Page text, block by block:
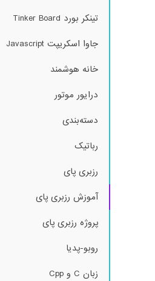
تینکر بورد Tinker Board
جاوا اسکریپت Javascript
خانه هوشمند
درایور موتور
دسته‌بندی
رباتیک
رزبری پای
آموزش رزبری پای
پروژه رزبری پای
روبو-پدیا
زبان C و Cpp